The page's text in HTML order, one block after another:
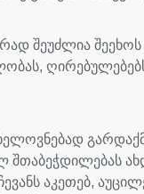
შეუძლია შეეხოს
შთაბეჭდილებას
აკეთებ,